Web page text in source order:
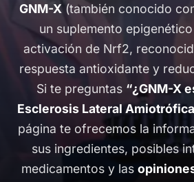
GNM-X (también conocido
un suplemento
activación de Nrf2,
respuesta antioxidante y
Si te preguntas “¿GNM-X
Esclerosis Lateral
página te ofrecemos la
sus ingredientes, posibles
medicamentos y las